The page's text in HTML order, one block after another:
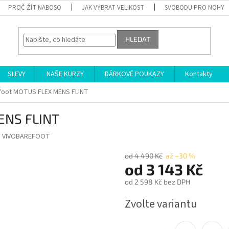
PROČ ŽÍT NABOSO JAK VYBRAT VELIKOST SVOBODU PRO NOHY
HLEDAT
SLEVY NAŠE KURZY DÁRKOVÉ POUKAZY
Kontakty
MOTUS FLEX MENS FLINT
FLINT
VIVOBAREFOOT
od 4 490 Kč až –30 %
od 3 143 Kč
od 2 598 Kč bez DPH
cena:
Zvolte variantu